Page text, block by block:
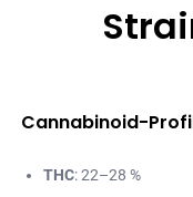
Cannabinoid-
THC: 22–28 %